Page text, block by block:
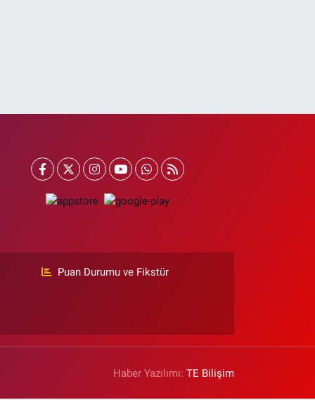
Puan Durumu ve Fikstür
Haber Yazılımı:TE Bilişim